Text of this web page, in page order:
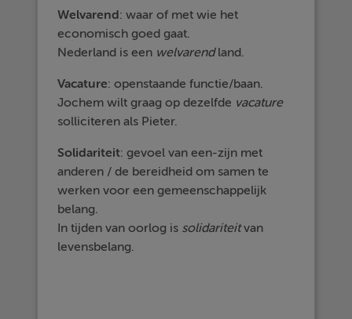
Welvarend: waar of met wie het
economisch goed gaat.
Nederland is een welvarendland.
Vacature: openstaande functie/baan.
Jochem wilt graag op dezelfde vacature
solliciteren als Pieter.
Solidariteit: gevoel van een-zijn met
anderen / de bereidheid om samen te
werken voor een gemeenschappelijk
belang.
In tijden van oorlog is solidariteitvan
levensbelang.